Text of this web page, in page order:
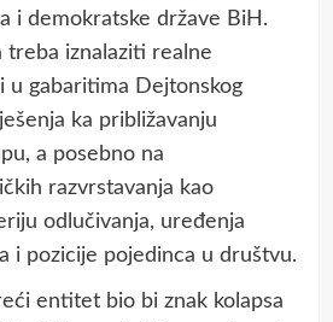
i demokratske države BiH.
treba iznalaziti realne
u gabaritima Dejtonskog
ka približavanju
a posebno na
razvrstavanja kao
odlučivanja, uređenja
i pozicije pojedinca u društvu.
entitet bio bi znak kolapsa